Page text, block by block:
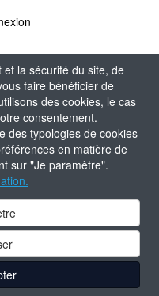
et la sécurité du site, de
faire bénéficier de
des cookies, le cas
consentement.
des typologies de cookies
en matière de
sur "Je paramètre".